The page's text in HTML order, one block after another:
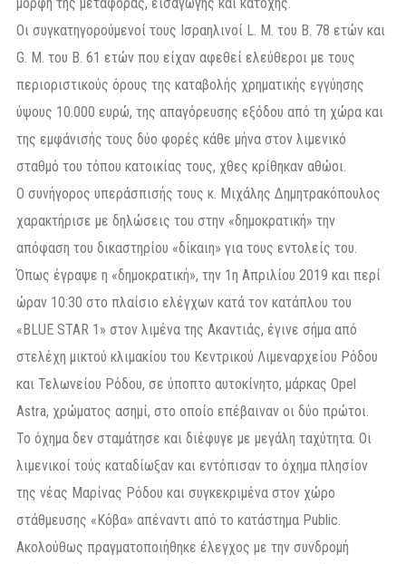
Οι συγκατηγορούμενοί τους Ισραηλινοί L. M. του B. 78 ετών και
G. M. του B. 61 ετών που είχαν αφεθεί ελεύθεροι με τους
περιοριστικούς όρους της καταβολής χρηματικής εγγύησης
ύψους 10.000 ευρώ, της απαγόρευσης εξόδου από τη χώρα και
της εμφάνισής τους δύο φορές κάθε μήνα στον λιμενικό
σταθμό του τόπου κατοικίας τους, χθες κρίθηκαν αθώοι.
Ο συνήγορος υπεράσπισής τους κ. Μιχάλης Δημητρακόπουλος
χαρακτήρισε με δηλώσεις του στην «δημοκρατική» την
απόφαση του δικαστηρίου «δίκαιη» για τους εντολείς του.
Όπως έγραψε η «δημοκρατική», την 1η Απριλίου 2019 και περί
ώραν 10:30 στο πλαίσιο ελέγχων κατά τον κατάπλου του
«BLUE STAR 1» στον λιμένα της Ακαντιάς, έγινε σήμα από
στελέχη μικτού κλιμακίου του Κεντρικού Λιμεναρχείου Ρόδου
και Τελωνείου Ρόδου, σε ύποπτο αυτοκίνητο, μάρκας Opel
Astra, χρώματος ασημί, στο οποίο επέβαιναν οι δύο πρώτοι.
Το όχημα δεν σταμάτησε και διέφυγε με μεγάλη ταχύτητα. Οι
λιμενικοί τούς καταδίωξαν και εντόπισαν το όχημα πλησίον
της νέας Μαρίνας Ρόδου και συγκεκριμένα στον χώρο
στάθμευσης «Κόβα» απέναντι από το κατάστημα Public.
Ακολούθως πραγματοποιήθηκε έλεγχος με την συνδρομή